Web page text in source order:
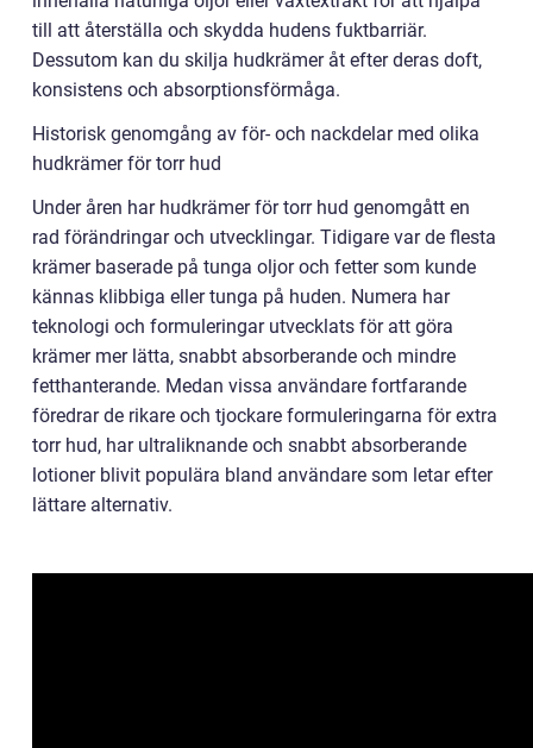
till att återställa och skydda hudens fuktbarriär.
Dessutom kan du skilja hudkrämer åt efter deras doft,
konsistens och absorptionsförmåga.
Historisk genomgång av för- och nackdelar med olika
hudkrämer för torr hud
Under åren har hudkrämer för torr hud genomgått en
rad förändringar och utvecklingar. Tidigare var de flesta
krämer baserade på tunga oljor och fetter som kunde
kännas klibbiga eller tunga på huden. Numera har
teknologi och formuleringar utvecklats för att göra
krämer mer lätta, snabbt absorberande och mindre
fetthanterande. Medan vissa användare fortfarande
föredrar de rikare och tjockare formuleringarna för extra
torr hud, har ultraliknande och snabbt absorberande
lotioner blivit populära bland användare som letar efter
lättare alternativ.